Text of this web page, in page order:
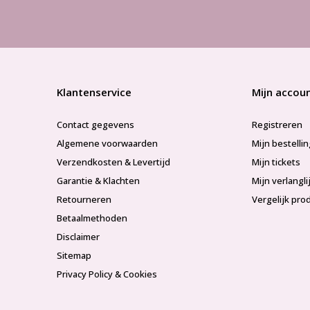
Klantenservice
Contact gegevens
Algemene voorwaarden
Verzendkosten & Levertijd
Garantie & Klachten
Retourneren
Betaalmethoden
Disclaimer
Sitemap
Privacy Policy & Cookies
Mijn
Registreren
Mijn
Mijn tickets
Mijn
Vergelijk